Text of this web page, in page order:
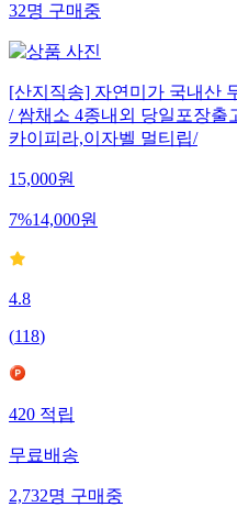
32명 구매중
[산지직송] 자연미가 국내산
/ 쌈채소 4종내외 당일포장출
카이피라,이자벨 멀티립/
15,000원
7%14,000원
4.8
(118)
420 적립
무료배송
2,732명 구매중